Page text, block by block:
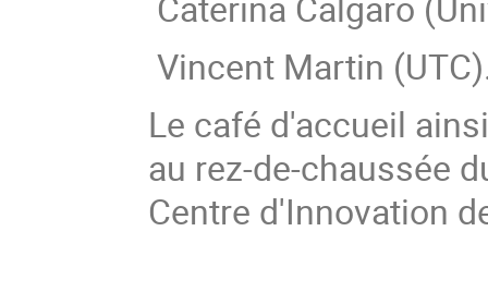
Vincent Martin
Le café d'accueil
au rez-de-chaussée
Centre d'Innovation